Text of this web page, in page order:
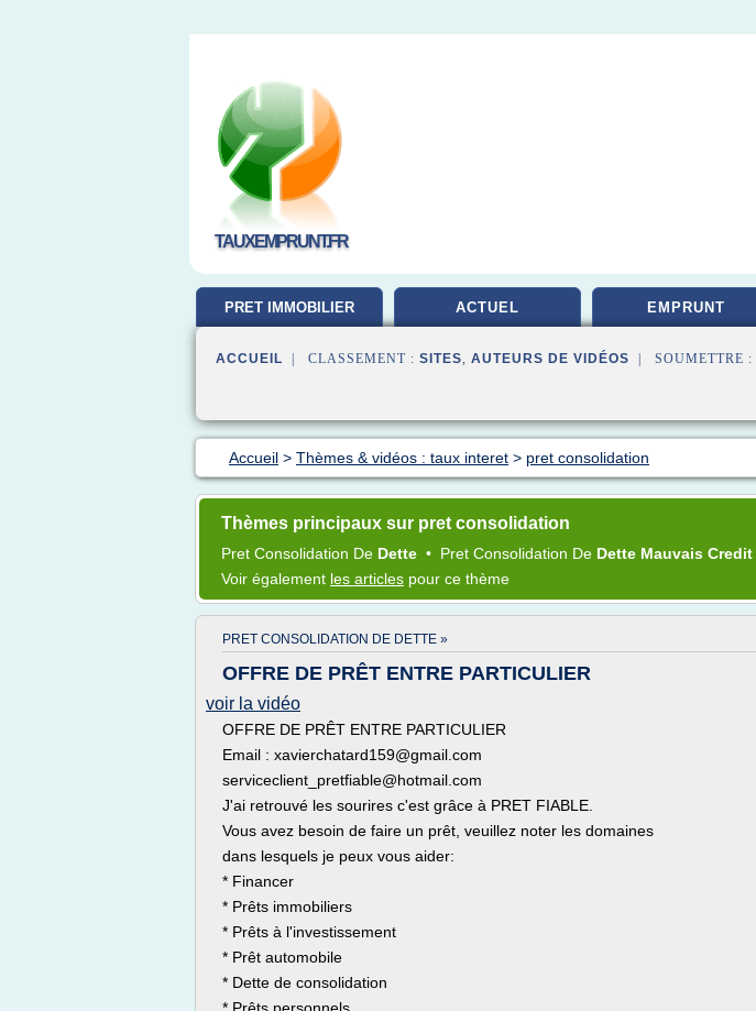
TAUXEMPRUNT.FR
PRET IMMOBILIER ACTUEL EMPRUNT
ACCUEIL | CLASSEMENT : SITES, AUTEURS DE VIDÉOS | SOUMETTRE :
Accueil > Thèmes & vidéos : taux interet > pret consolidation
Thèmes principaux sur pret consolidation
Pret Consolidation De Dette • Pret Consolidation De Dette Mauvais Credit
Voir également les articles pour ce thème
PRET CONSOLIDATION DE DETTE »
OFFRE DE PRÊT ENTRE PARTICULIER
voir la vidéo
OFFRE DE PRÊT ENTRE PARTICULIER
Email : xavierchatard159@gmail.com
serviceclient_pretfiable@hotmail.com
J'ai retrouvé les sourires c'est grâce à PRET FIABLE.
Vous avez besoin de faire un prêt, veuillez noter les domaines
dans lesquels je peux vous aider:
* Financer
* Prêts immobiliers
* Prêts à l'investissement
* Prêt automobile
* Dette de consolidation